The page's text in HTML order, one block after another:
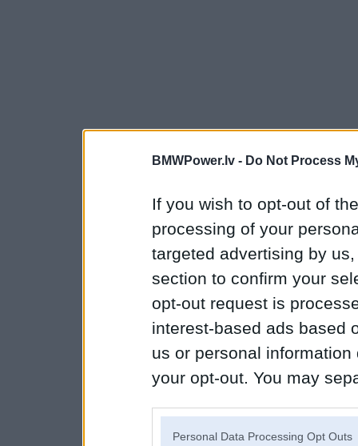
BMWPower.lv - Do Not Process
If you wish to opt-out of
processing of your
targeted advertising by
section to confirm your
opt-out request is
interest-based ads based
us or personal
your opt-out. You may
Personal Data Processing Opt Outs